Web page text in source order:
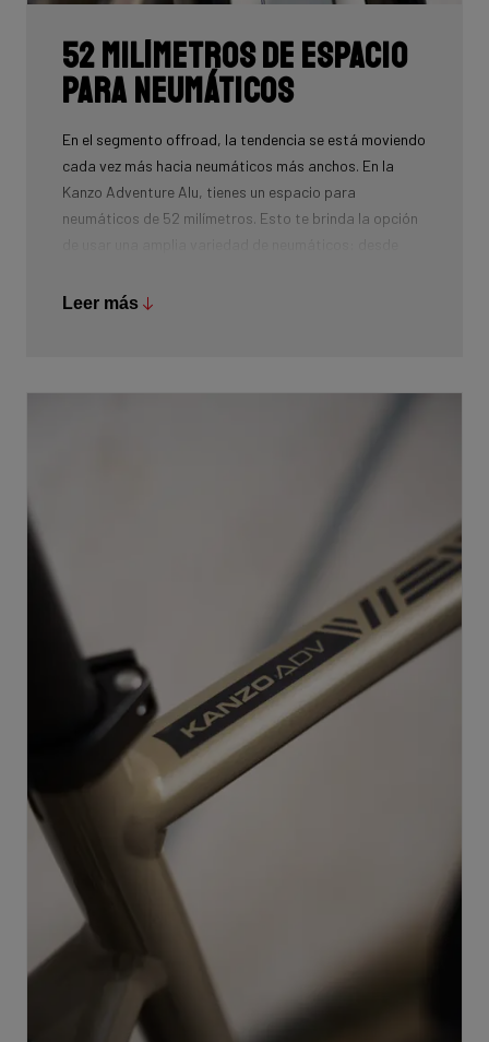
52 milímetros de espacio
para neumáticos
En el segmento offroad, la tendencia se está moviendo
cada vez más hacia neumáticos más anchos. En la
Kanzo Adventure Alu, tienes un espacio para
neumáticos de 52 milímetros. Esto te brinda la opción
neumáticos más anchos y agresivos para terrenos
Leer más